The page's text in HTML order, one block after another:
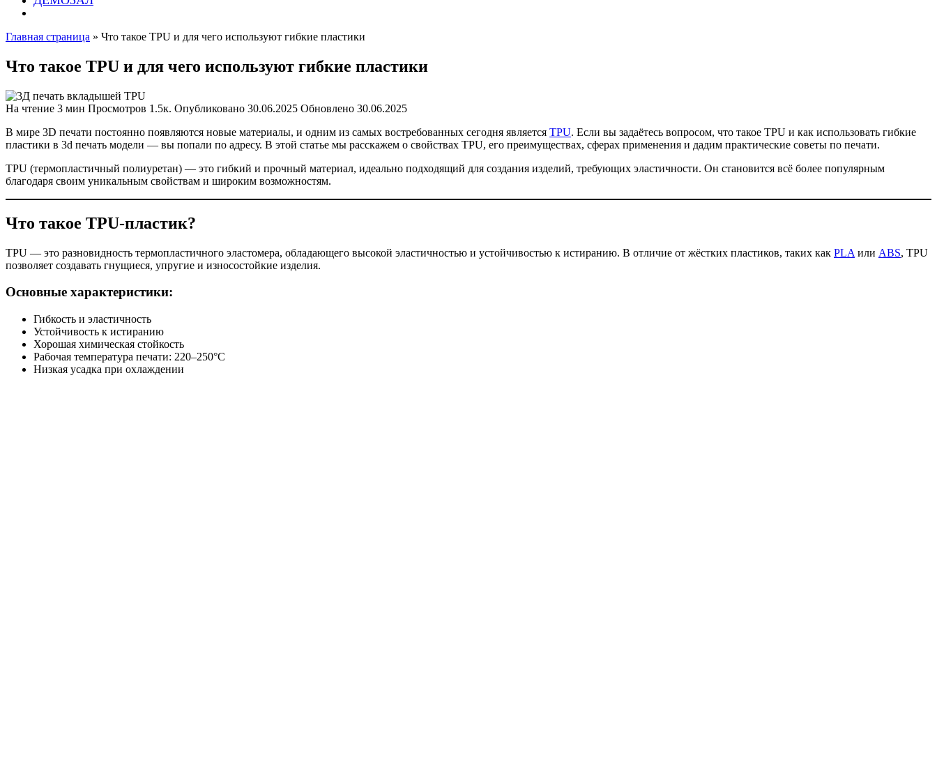
Главная страница » Что такое TPU и для чего используют гибкие пластики
Что такое TPU и для чего используют гибкие пластики
На чтение 3 мин Просмотров 1.5к. Опубликовано 30.06.2025 Обновлено 30.06.2025
В мире 3D печати постоянно появляются новые материалы, и одним из самых востребованных сегодня является TPU. Если вы задаётесь вопросом, что такое TPU и как использовать гибкие
пластики в 3d печать модели — вы попали по адресу. В этой статье мы расскажем о свойствах TPU, его преимуществах, сферах применения и дадим практические советы по печати.
TPU (термопластичный полиуретан) — это гибкий и прочный материал, идеально подходящий для создания изделий, требующих эластичности. Он становится всё более популярным
благодаря своим уникальным свойствам и широким возможностям.
Что такое TPU-пластик?
TPU — это разновидность термопластичного эластомера, обладающего высокой эластичностью и устойчивостью к истиранию. В отличие от жёстких пластиков, таких как PLA или ABS, TPU
позволяет создавать гнущиеся, упругие и износостойкие изделия.
Основные характеристики:
Гибкость и эластичность
Устойчивость к истиранию
Хорошая химическая стойкость
Рабочая температура печати: 220–250°C
Низкая усадка при охлаждении